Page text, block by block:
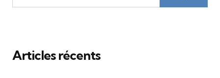
Articles récents